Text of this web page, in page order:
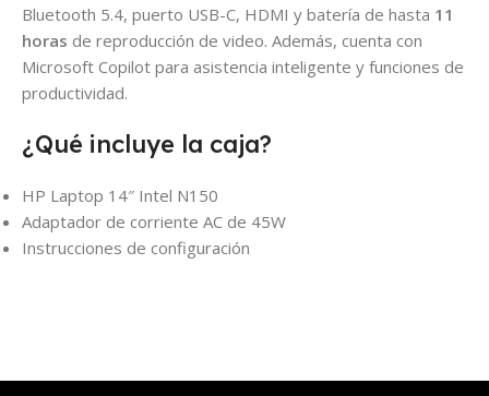
Bluetooth 5.4, puerto USB-C, HDMI y batería de hasta 11
horas de reproducción de video. Además, cuenta con
Microsoft Copilot para asistencia inteligente y funciones de
productividad.
¿Qué incluye la caja?
HP Laptop 14″ Intel N150
Adaptador de corriente AC de 45W
Instrucciones de configuración